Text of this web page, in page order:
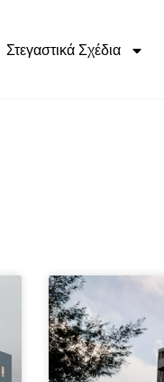
Στεγαστικά Σχέδια